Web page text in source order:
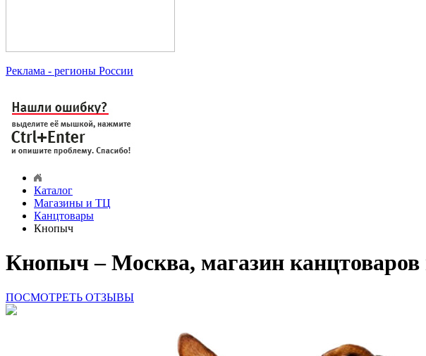
Реклама - регионы России
Каталог
Магазины и ТЦ
Канцтовары
Кнопыч
Кнопыч – Москва, магазин
ПОСМОТРЕТЬ ОТЗЫВЫ